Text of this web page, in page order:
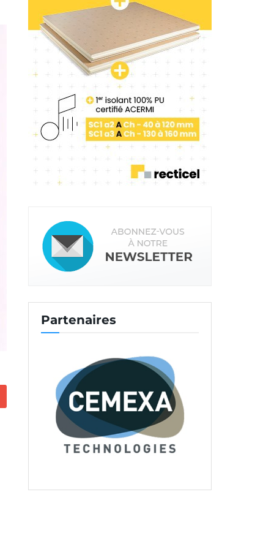
Partenaires